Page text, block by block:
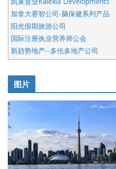
加拿大赛智公司-脑保健系列产品
阳光假期旅游公司
国际注册执业营养师公会
新趋势地产--多伦多地产公司
开明车行KS CAR SALES & SERVICE
健健宝公司
皇后金融集团
正点印艺设计
图片